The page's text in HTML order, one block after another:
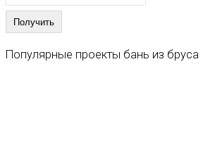
Популярные проекты бань из бруса